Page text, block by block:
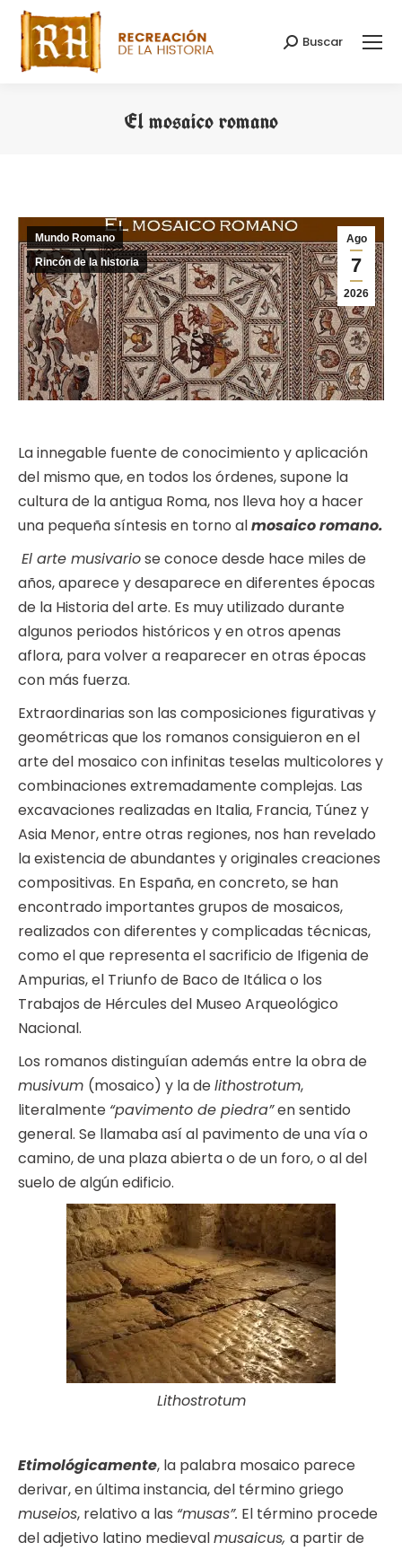
Buscar:
Buscar
El mosaico romano
Ago
7
2026
Mundo Romano
Rincón de la historia
La innegable fuente de conocimiento y aplicación
del mismo que, en todos los órdenes, supone la
cultura de la antigua Roma, nos lleva hoy a hacer
una pequeña síntesis en torno almosaico romano.
El arte musivariose conoce desde hace miles de
años, aparece y desaparece en diferentes épocas
de la Historia del arte. Es muy utilizado durante
algunos periodos históricos y en otros apenas
aflora, para volver a reaparecer en otras épocas
con más fuerza.
Extraordinarias son las composiciones figurativas y
geométricas que los romanos consiguieron en el
arte del mosaico con infinitas teselas multicolores y
combinaciones extremadamente complejas. Las
excavaciones realizadas en Italia, Francia, Túnez y
Asia Menor, entre otras regiones, nos han revelado
la existencia de abundantes y originales creaciones
compositivas. En España, en concreto, se han
encontrado importantes grupos de mosaicos,
realizados con diferentes y complicadas técnicas,
como el que representa el sacrificio de Ifigenia de
Ampurias, el Triunfo de Baco de Itálica o los
Trabajos de Hércules del Museo Arqueológico
Nacional.
Los romanos distinguían además entre la obra de
musivum (mosaico) y la delithostrotum,
literalmente “pavimento de piedra”en sentido
general. Se llamaba así al pavimento de una vía o
camino, de una plaza abierta o de un foro, o al del
suelo de algún edificio.
Lithostrotum
Etimológicamente, la palabra mosaico parece
derivar, en última instancia, del término griego
museios, relativo a las “musas”. El término procede
del adjetivo latino medievalmusaicus, a partir de